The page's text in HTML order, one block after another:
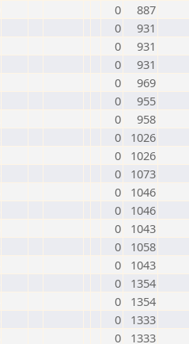
0
887
0
931
0
931
0
931
0
969
0
955
0
958
0
1026
0
1026
0
1073
0
1046
0
1046
0
1043
0
1058
0
1043
0
1354
0
1354
0
1333
0
1333